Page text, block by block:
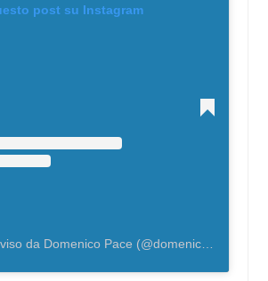
post su Instagram
da Domenico Pace (@domenico_pace)